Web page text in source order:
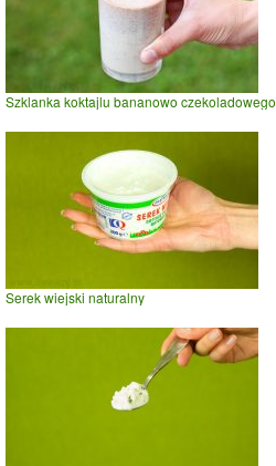
Szklanka koktajlu bananowo czekoladowego
Serek wiejski naturalny